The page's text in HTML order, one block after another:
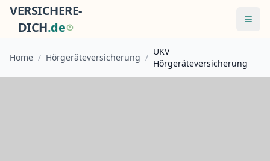
VERSICHERE-
DICH.de
Home / Hörgeräteversicherung /
UKV
Hörgeräteversicherung